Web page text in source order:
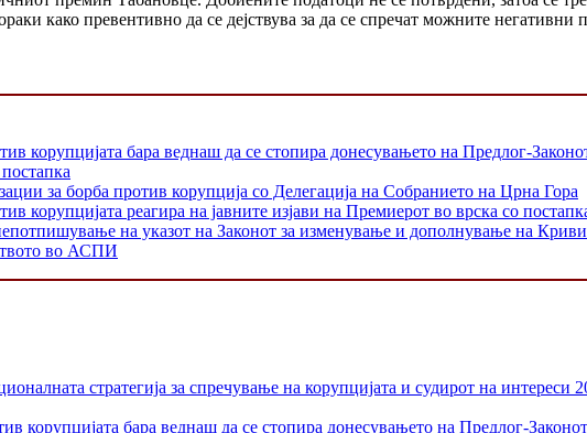
како превентивно да се дејствува за да се спречат можните негативни
корупцијата бара веднаш да се стопира донесувањето на Предлог-
за борба против корупција со Делегација на Собранието на Црна Гора
корупцијата реагира на јавните изјави на Премиерот во врска со
на указот на Законот за изменување и дополнување на
во АСПИ
стратегија за спречување на корупцијата и судирот на
корупцијата бара веднаш да се стопира донесувањето на Предлог-